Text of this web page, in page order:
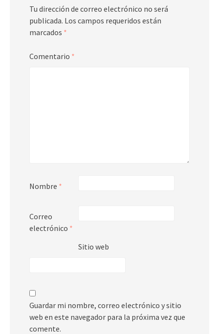
Tu dirección de correo electrónico no será
publicada. Los campos requeridos están
marcados *
Comentario *
Nombre *
Correo
electrónico *
Sitio web
Guardar mi nombre, correo electrónico y sitio
web en este navegador para la próxima vez que
comente.